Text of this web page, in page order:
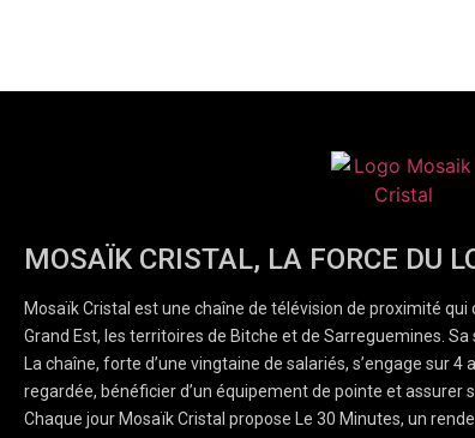
MOSAÏK CRISTAL, LA FORCE DU
Mosaïk Cristal est une chaîne de télévision de proximité
Grand Est, les territoires de Bitche et de Sarreguemines. Sa
La chaîne, forte d’une vingtaine de salariés, s’engage sur
regardée, bénéficier d’un équipement de pointe et assurer
Chaque jour Mosaïk Cristal propose Le 30 Minutes, un